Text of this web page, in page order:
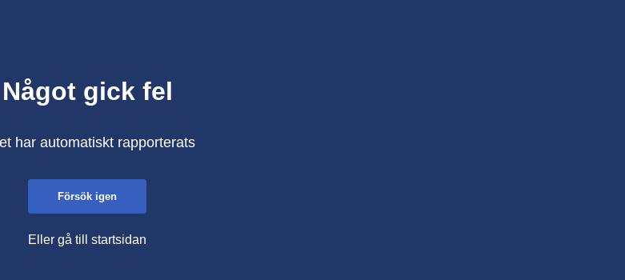
Något gick fel
har automatiskt rapporterats
Försök igen
Eller gå till startsidan